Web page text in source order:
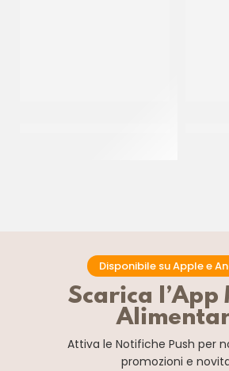
Disponibile su Apple e
Scarica l’App
Attiva le Notifiche Push per
promozioni e